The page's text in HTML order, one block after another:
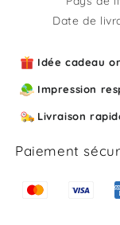
&amp;
d&#39;être
Date de
Idée cadeau
Impression
Livraison
Paiement